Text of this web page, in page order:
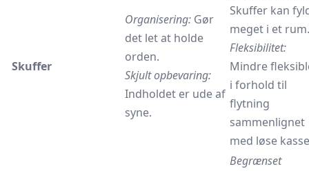
Skuffer
Organisering: Gør
det let at holde
orden.
Skjult opbevaring:
Indholdet er ude af
syne.
Skuffer kan
meget i et rum.
Fleksibilitet:
Mindre
i forhold til
flytning
sammenlignet
med løse
Begrænset